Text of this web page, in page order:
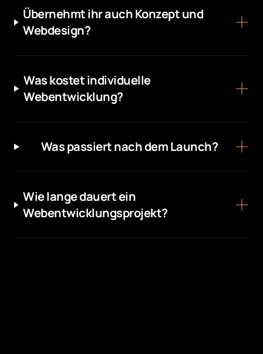
Übernehmt ihr auch Konzept und
Webdesign?
Was kostet individuelle
Webentwicklung?
Was passiert nach dem Launch?
Wie lange dauert ein
Webentwicklungsprojekt?